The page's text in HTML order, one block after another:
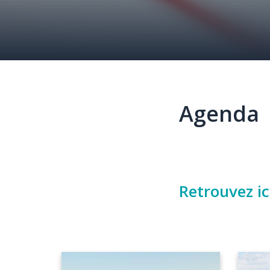
Agenda
Élément
Texte
Retrouvez
Image